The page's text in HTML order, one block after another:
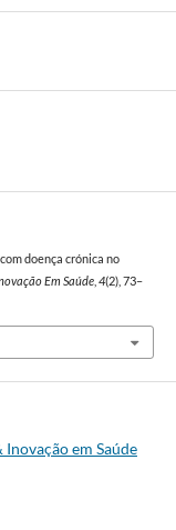
doença crónica no
Em Saúde, 4(2), 73–
Inovação em Saúde